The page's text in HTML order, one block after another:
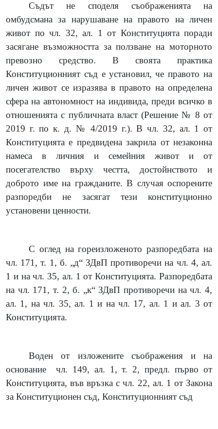
Съдът не споделя съображенията на
омбудсмана за нарушаване на правото на личен
живот по чл. 32, ал. 1 от Конституцията поради
засягане възможността за ползване на моторното
превозно средство. В своята практика
Конституционният съд е установил, че правото на
личен живот се изразява в правото на определена
сфера на автономност на индивида, преди всичко в
отношенията с публичната власт (Решение № 8 от
2019 г. по к. д. № 4/2019 г.). В чл. 32, ал. 1 от
Конституцията е предвидена закрила от незаконна
намеса в личния и семейния живот и от
посегателство върху честта, достойнството и
доброто име на гражданите. В случая оспорените
разпоредби не засягат тези конституционно
установени ценности.
С оглед на гореизложеното разпоредбата на
чл. 171, т. 1, б. „д“ ЗДвП противоречи на чл. 4, ал.
1 и на чл. 35, ал. 1 от Конституцията. Разпоредбата
на чл. 171, т. 2, б. „к“ ЗДвП противоречи на чл. 4,
ал. 1, на чл. 35, ал. 1 и на чл. 17, ал. 1 и ал. 3 от
Конституцията.
Воден от изложените съображения и на
основание
чл. 149, ал. 1, т. 2, предл. първо от
Конституцията, във връзка с чл. 22, ал. 1 от Закона
за Конституционен съд, Конституционният съд